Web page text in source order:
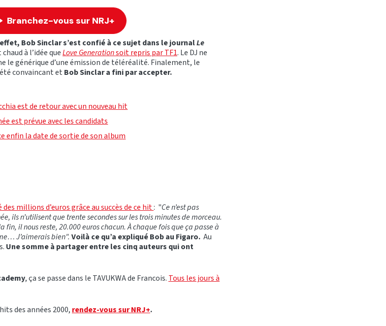
Branchez-vous sur NRJ+
Bob Sinclar s’est confié à ce sujet dans le journalLe
à l’idée queLove Generationsoit repris par TF1. Le DJ ne
le générique d’une émission de téléréalité. Finalement, le
convaincant et Bob Sinclar a fini par accepter.
est de retour avec un nouveau hit
est prévue avec les candidats
enfin la date de sortie de son album
millions d’euros grâce au succès de ce hit: "Ce n’est pas
ils n’utilisent que trente secondes sur les trois minutes de morceau.
fin, il nous reste, 20.000 euros chacun. À chaque fois que ça passe à
J’aimerais bien". Voilà ce qu’a expliqué Bob au Figaro. Au
Une somme à partager entre les cinq auteurs qui ont
, ça se passe dans le TAVUKWA de Francois. Tous les jours à
des années 2000, rendez-vous sur NRJ+.